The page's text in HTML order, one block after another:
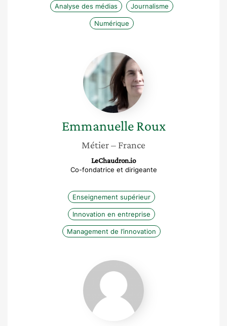
Analyse des médias Journalisme
Numérique
Emmanuelle
Roux
Emmanuelle Roux
Métier– France
LeChaudron.io
Co-fondatrice et dirigeante
Enseignement supérieur
Innovation en entreprise
Management de l’innovation
Stéphanie
Challita